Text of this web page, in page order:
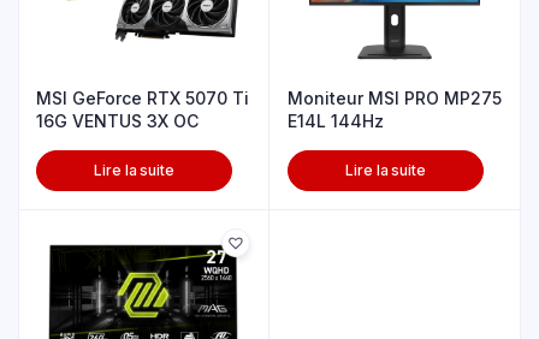
MSI GeForce RTX 5070 Ti
16G VENTUS 3X OC
Lire la suite
Moniteur MSI PRO MP275
E14L 144Hz
Lire la suite